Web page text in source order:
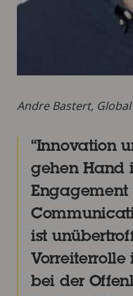
Andre Bastert,
Innovation
gehen Hand
Engagement
ist
Vorreiterrolle
bei der